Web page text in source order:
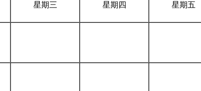
星期三 星期四 星期五